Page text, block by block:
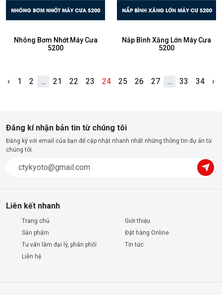
Nhông Bơm Nhớt Máy Cưa
5200
Nắp Bình Xăng Lớn Máy Cưa
5200
‹ 1 2 ... 21 22 23 24 25 26 27 ... 33 34 ›
Đăng kí nhận bản tin từ chúng tôi
Đăng ký với email của bạn để cập nhật nhanh nhất những thông tin dự án từ
chúng tôi.
Liên kết nhanh
Trang chủ
Giới thiệu
Sản phẩm
Đặt hàng Online
Tư vấn làm đại lý, phân phối
Tin tức
Liên hệ